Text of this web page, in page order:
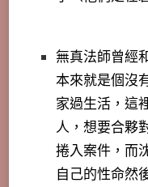
無真法師曾經
本來就是個沒
家過生活，這
人，想要合夥
捲入案件，而
自己的性命然